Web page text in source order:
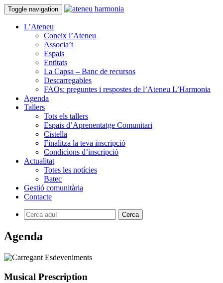
Toggle navigation
L’Ateneu
Coneix l’Ateneu
Associa’t
Espais
Entitats
La Capsa – Banc de recursos
Descarregables
FAQs: preguntes i respostes de l’Ateneu L’Harmonia
Agenda
Tallers
Tots els tallers
Espais d’Aprenentatge Comunitari
Cistella
Finalitza la teva inscripció
Condicions d’inscripció
Actualitat
Totes les notícies
Batec
Gestió comunitària
Contacte
Agenda
Musical Prescription